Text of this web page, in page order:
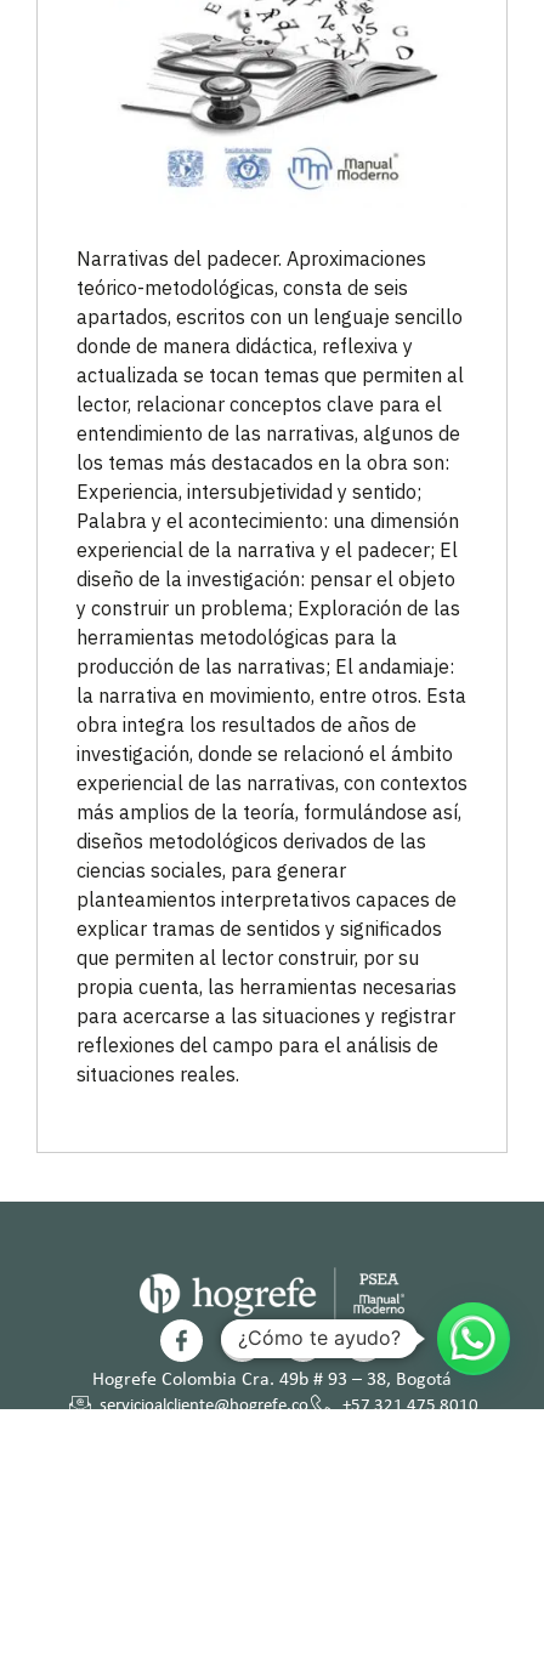
Narrativas del padecer. Aproximaciones
teórico-metodológicas, consta de seis
apartados, escritos con un lenguaje sencillo
donde de manera didáctica, reflexiva y
actualizada se tocan temas que permiten al
lector, relacionar conceptos clave para el
entendimiento de las narrativas, algunos de
los temas más destacados en la obra son:
Experiencia, intersubjetividad y sentido;
Palabra y el acontecimiento: una dimensión
experiencial de la narrativa y el padecer; El
diseño de la investigación: pensar el objeto
y construir un problema; Exploración de las
herramientas metodológicas para la
producción de las narrativas; El andamiaje:
la narrativa en movimiento, entre otros. Esta
obra integra los resultados de años de
investigación, donde se relacionó el ámbito
experiencial de las narrativas, con contextos
más amplios de la teoría, formulándose así,
diseños metodológicos derivados de las
ciencias sociales, para generar
planteamientos interpretativos capaces de
explicar tramas de sentidos y significados
que permiten al lector construir, por su
propia cuenta, las herramientas necesarias
para acercarse a las situaciones y registrar
reflexiones del campo para el análisis de
situaciones reales.
Hogrefe Colombia Cra. 49b # 93 – 38, Bogotá
servicioalcliente@hogrefe.co
+57 321 475 8010
¿Cómo te ayudo?